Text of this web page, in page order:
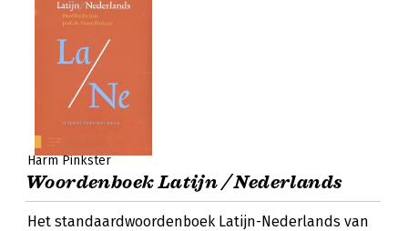
Harm Pinkster
Woordenboek Latijn / Nederlands
Het standaardwoordenboek Latijn-Nederlands van